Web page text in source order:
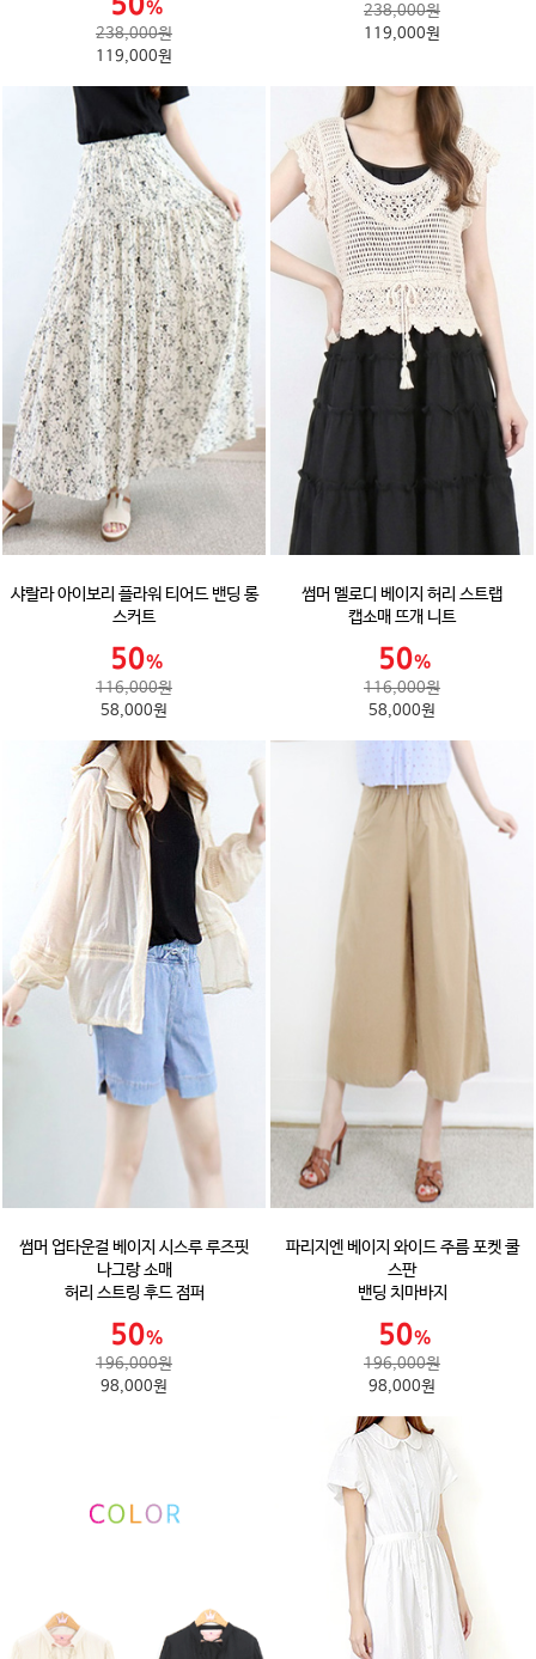
238,000원
119,000원
238,000원
119,000원
샤랄라 아이보리 플라워 티어드 밴딩 롱
스커트
116,000원
58,000원
썸머 멜로디 베이지 허리 스트랩
캡소매 뜨개 니트
116,000원
58,000원
썸머 업타운걸 베이지 시스루 루즈핏
나그랑 소매
허리 스트링 후드 점퍼
196,000원
98,000원
파리지엔 베이지 와이드 주름 포켓 쿨
스판
밴딩 치마바지
196,000원
98,000원